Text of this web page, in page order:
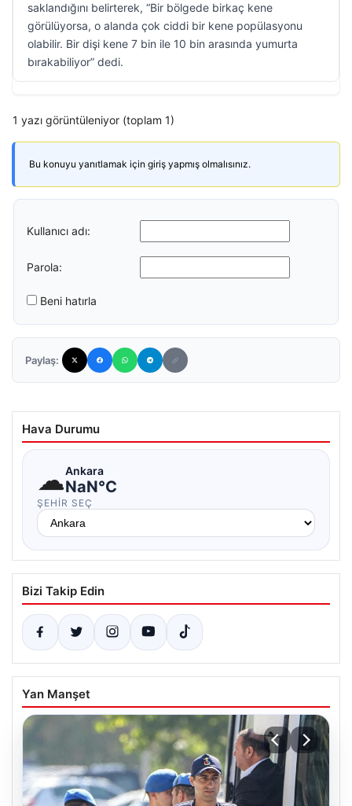
saklandığını belirterek, “Bir bölgede birkaç kene
görülüyorsa, o alanda çok ciddi bir kene popülasyonu
olabilir. Bir dişi kene 7 bin ile 10 bin arasında yumurta
bırakabiliyor” dedi.
1 yazı görüntüleniyor (toplam 1)
Bu konuyu yanıtlamak için giriş yapmış olmalısınız.
Kullanıcı adı:
Parola:
Beni hatırla
Paylaş:
Hava Durumu
☁Ankara
NaN°C
ŞEHIR SEÇ
Bizi Takip Edin
Yan Manşet